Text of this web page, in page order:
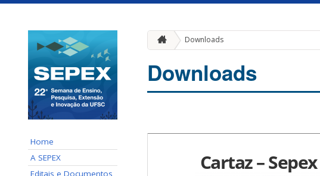
Home
A SEPEX
Editais e Documentos
Downloads
Downloads
Cartaz – Sepex